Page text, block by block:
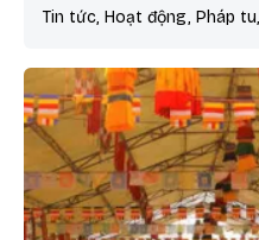
Tin tức, Hoạt động, Pháp